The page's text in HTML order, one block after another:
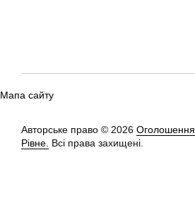
Мапа сайту
Авторське право © 2026 Оголошення
Рівне. Всі права захищені.